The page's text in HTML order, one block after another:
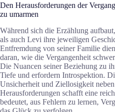
Den Herausforderungen der
zu umarmen
Während sich die Erzählung
als auch Levi ihre jeweiligen
Entfremdung von seiner Familie
daran, wie die Vergangenheit
Die Nuancen seiner Beziehung zu
Tiefe und erfordern Introspektion.
Unsicherheit und Ziellosigkeit
Herausforderungen schafft eine
bedeutet, aus Fehlern zu lernen,